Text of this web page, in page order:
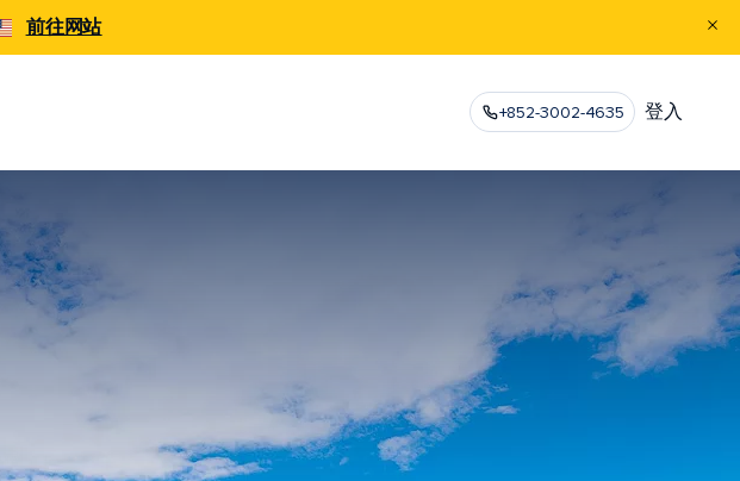
前往网站
+852-3002-4635 登入